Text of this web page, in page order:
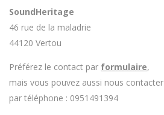
SoundHeritage
46 rue de la maladrie
44120 Vertou
Préférez le contact par formulaire,
mais vous pouvez aussi nous contacter
par téléphone : 0951491394